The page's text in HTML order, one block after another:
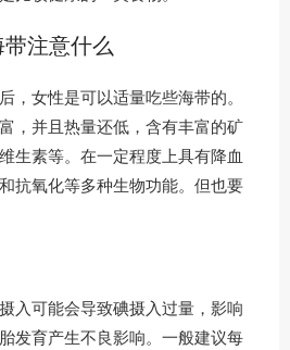
注意什么
，女性是可以适量吃些海带的。
，并且热量还低，含有丰富的矿
生素等。在一定程度上具有降血
抗氧化等多种生物功能。但也要
入可能会导致碘摄入过量，影响
发育产生不良影响。一般建议每